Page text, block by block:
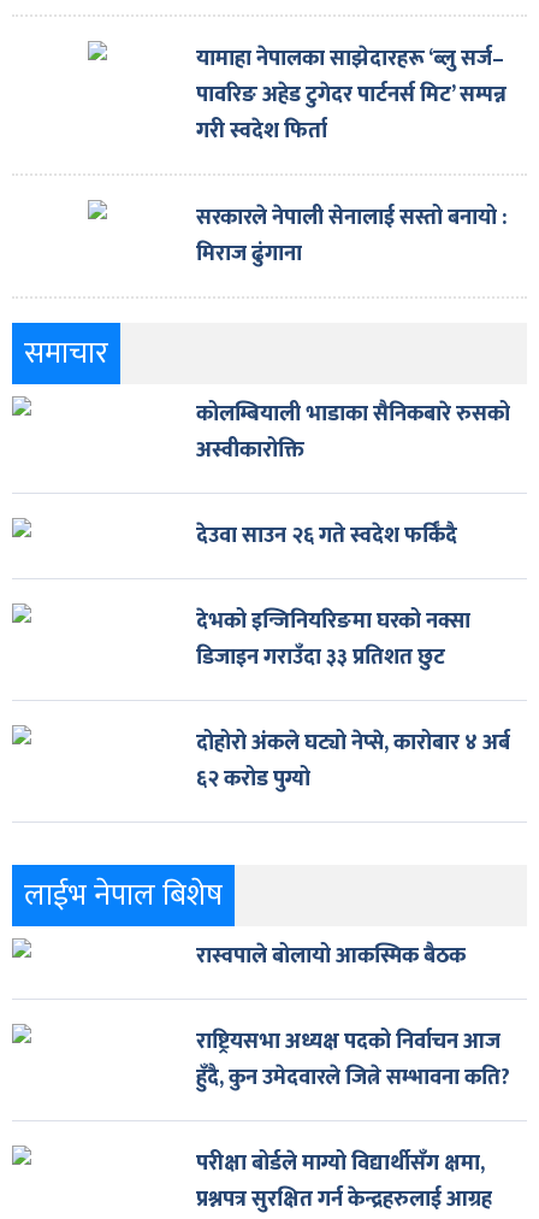
यामाहा नेपालका साझेदारहरू ‘ब्लु सर्ज–
पावरिङ अहेड टुगेदर पार्टनर्स मिट’ सम्पन्न
गरी स्वदेश फिर्ता
सरकारले नेपाली सेनालाई सस्तो बनायो :
मिराज ढुंगाना
समाचार
कोलम्बियाली भाडाका सैनिकबारे रुसको
अस्वीकारोक्ति
देउवा साउन २६ गते स्वदेश फर्किँदै
देभको इन्जिनियरिङमा घरको नक्सा
डिजाइन गराउँदा ३३ प्रतिशत छुट
दोहोरो अंकले घट्यो नेप्से, कारोबार ४ अर्ब
६२ करोड पुग्यो
लाईभ नेपाल बिशेष
रास्वपाले बोलायो आकस्मिक बैठक
राष्ट्रियसभा अध्यक्ष पदको निर्वाचन आज
हुँदै, कुन उमेदवारले जित्ने सम्भावना कति?
परीक्षा बोर्डले माग्यो विद्यार्थीसँग क्षमा,
प्रश्नपत्र सुरक्षित गर्न केन्द्रहरुलाई आग्रह